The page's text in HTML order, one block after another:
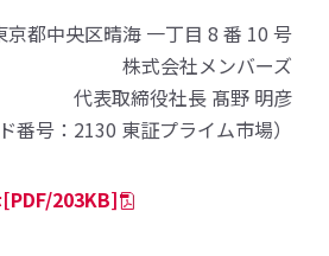
京都中央区晴海 一丁目 8 番 10 号
株式会社メンバーズ
代表取締役社長 髙野 明彦
ド番号：2130 東証プライム市場）
203KB]